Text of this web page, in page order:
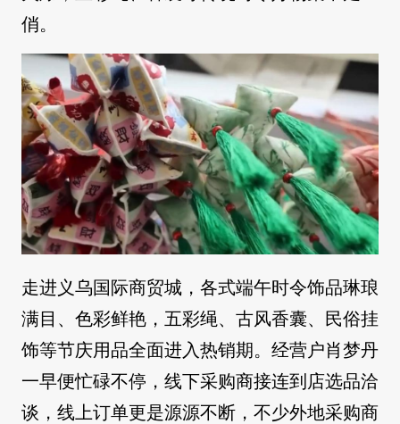
俏。
走进义乌国际商贸城，各式端午时令饰品琳琅
满目、色彩鲜艳，五彩绳、古风香囊、民俗挂
饰等节庆用品全面进入热销期。经营户肖梦丹
一早便忙碌不停，线下采购商接连到店选品洽
谈，线上订单更是源源不断，不少外地采购商